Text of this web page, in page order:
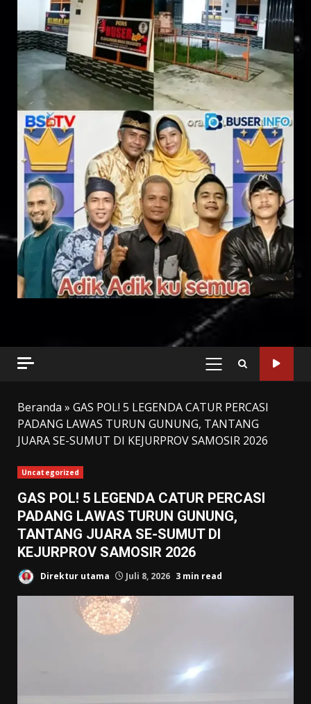
PRIMARY
Beranda » GAS POL! 5 LEGENDA CATUR PERCASI
PADANG LAWAS TURUN GUNUNG, TANTANG
JUARA SE-SUMUT DI KEJURPROV SAMOSIR 2026
Uncategorized
GAS POL! 5 LEGENDA CATUR PERCASI
PADANG LAWAS TURUN GUNUNG,
TANTANG JUARA SE-SUMUT DI
KEJURPROV SAMOSIR 2026
Direktur utama Juli 8, 2026 3 min read